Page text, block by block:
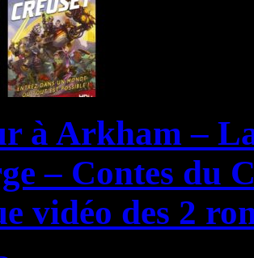
à Arkham –
– Contes du
vidéo des 2